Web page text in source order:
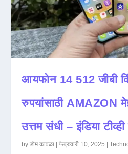
आयफोन 14 512 जीबी
रुपयांसाठी AMAZON
उत्तम संधी – इंडिया टीव्ही
byडोम कावळा |फेब्रुवारी 10, 2025 |